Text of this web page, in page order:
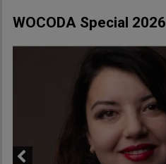
WOCODA Special 2026